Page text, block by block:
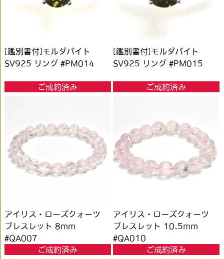
[鑑別書付]モルダバイト
SV925 リング #PM014
ご成約済み
[鑑別書付]モルダバイト
SV925 リング #PM015
ご成約済み
アイリス・ローズクォーツ
ブレスレット 8mm
#QA007
ご成約済み
アイリス・ローズクォーツ
ブレスレット 10.5mm
#QA010
ご成約済み